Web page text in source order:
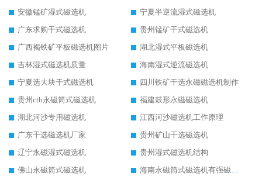
安徽锰矿湿式磁选机
宁夏半逆流湿式磁选机
广东求购干式磁选机
贵州锰矿干式磁选机
广西褐铁矿平板磁选机图片
湖北湿式平板磁选机
吉林湿式磁选机质量
海南湿式逆流磁选机
宁夏选大块干式磁选机
四川铁矿干选永磁磁选机制作
贵州ctb永磁筒式磁选机
福建鼓形永磁磁选机
湖北河沙专用磁选机
江西河沙磁选机工作原理
广东干选磁选机厂家
贵州矿山干选磁选机
辽宁永磁湿式磁选机
贵州湿式磁选机结构
佛山永磁筒式磁选机
海南永磁筒式磁选机有强磁的吗